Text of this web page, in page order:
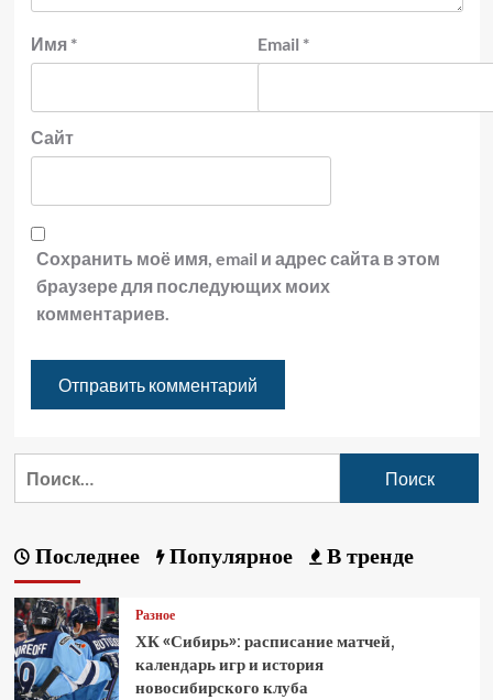
Имя * Email *
Сайт
Сохранить моё имя, email и адрес сайта в этом
браузере для последующих моих
комментариев.
Последнее Популярное В тренде
Разное
ХК «Сибирь»: расписание матчей,
календарь игр и история
новосибирского клуба